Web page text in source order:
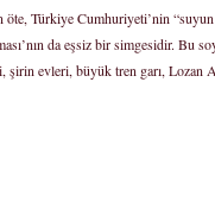
Türkiye Cumhuriyeti’nin
da eşsiz bir simgesidir. Bu
şirin evleri, büyük tren garı, Lozan